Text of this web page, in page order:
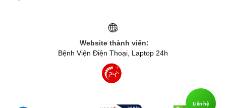
Website thành viên:
Bệnh Viện Điện Thoại, Laptop 24h
Liên hệ